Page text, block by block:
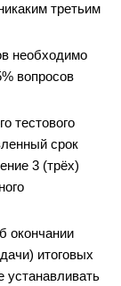
третьим
необходимо
вопросов
тестового
срок
3 (трёх)
окончании
итоговых
устанавливать